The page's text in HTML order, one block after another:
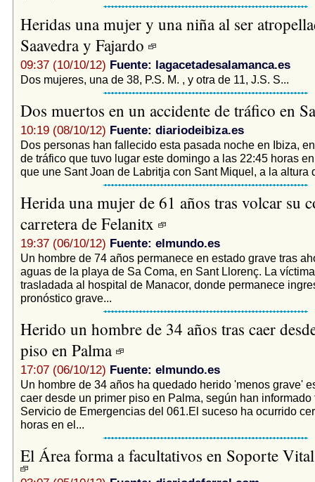
Heridas una mujer y una niña al ser
Saavedra y Fajardo
09:37 (10/10/12) Fuente: lagacetadesalamanca.es
Dos mujeres, una de 38, P.S. M. , y otra de 11, J.S. S...
Dos muertos en un accidente de tráfico en
10:19 (08/10/12) Fuente: diariodeibiza.es
Dos personas han fallecido esta pasada noche en Ibiza,
de tráfico que tuvo lugar este domingo a las 22:45 horas
que une Sant Joan de Labritja con Sant Miquel, a la altura
Herida una mujer de 61 años tras volcar su
carretera de Felanitx
19:37 (06/10/12) Fuente: elmundo.es
Un hombre de 74 años permanece en estado grave tras
aguas de la playa de Sa Coma, en Sant Llorenç. La
trasladada al hospital de Manacor, donde permanece
pronóstico grave...
Herido un hombre de 34 años tras caer
piso en Palma
17:07 (06/10/12) Fuente: elmundo.es
Un hombre de 34 años ha quedado herido 'menos grave'
caer desde un primer piso en Palma, según han informado
Servicio de Emergencias del 061.El suceso ha ocurrido
horas en el...
El Área forma a facultativos en Soporte